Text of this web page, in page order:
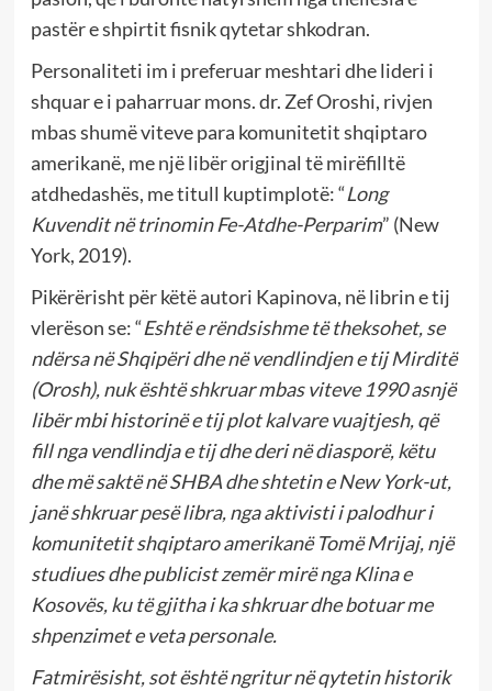
pastër e shpirtit fisnik qytetar shkodran.
Personaliteti im i preferuar meshtari dhe lideri i
shquar e i paharruar mons. dr. Zef Oroshi, rivjen
mbas shumë viteve para komunitetit shqiptaro
amerikanë, me një libër origjinal të mirëfilltë
atdhedashës, me titull kuptimplotë: “Long
Kuvendit në trinomin Fe-Atdhe-Perparim” (New
York, 2019).
Pikërërisht për këtë autori Kapinova, në librin e tij
vlerëson se: “Eshtë e rëndsishme të theksohet, se
ndërsa në Shqipëri dhe në vendlindjen e tij Mirditë
(Orosh), nuk është shkruar mbas viteve 1990 asnjë
libër mbi historinë e tij plot kalvare vuajtjesh, që
fill nga vendlindja e tij dhe deri në diasporë, këtu
dhe më saktë në SHBA dhe shtetin e New York-ut,
janë shkruar pesë libra, nga aktivisti i palodhur i
komunitetit shqiptaro amerikanë Tomë Mrijaj, një
studiues dhe publicist zemër mirë nga Klina e
Kosovës, ku të gjitha i ka shkruar dhe botuar me
shpenzimet e veta personale.
Fatmirësisht, sot është ngritur në qytetin historik